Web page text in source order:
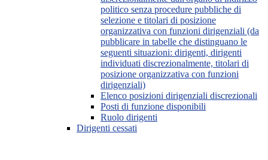
politico senza procedure pubbliche di
selezione e titolari di posizione
organizzativa con funzioni dirigenziali (da
pubblicare in tabelle che distinguano le
seguenti situazioni: dirigenti, dirigenti
individuati discrezionalmente, titolari di
posizione organizzativa con funzioni
dirigenziali)
Elenco posizioni dirigenziali discrezionali
Posti di funzione disponibili
Ruolo dirigenti
Dirigenti cessati